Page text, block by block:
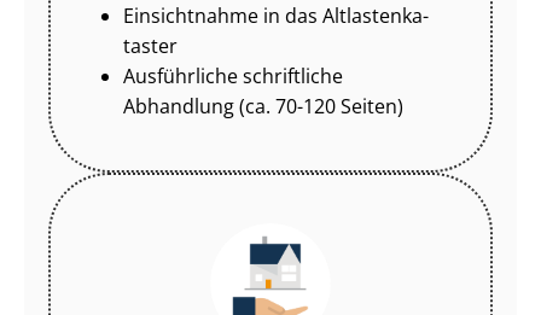
Einsichtnahme in das Alt­las­ten­ka­
tas­ter
Ausführliche schriftliche
Abhandlung (ca. 70-120 Seiten)